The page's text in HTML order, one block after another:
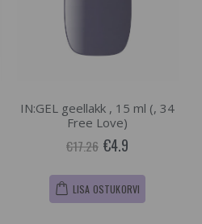
IN:GEL geellakk , 15 ml (, 34
Free Love)
€17.26 €4.9
LISA OSTUKORVI